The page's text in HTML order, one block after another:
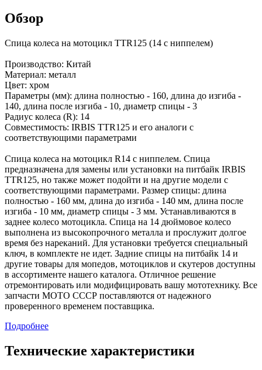
Обзор
Спица колеса на мотоцикл TTR125 (14 с ниппелем)
Производство: Китай
Материал: металл
Цвет: хром
Параметры (мм): длина полностью - 160, длина до изгиба -
140, длина после изгиба - 10, диаметр спицы - 3
Радиус колеса (R): 14
Совместимость: IRBIS TTR125 и его аналоги с
соответствующими параметрами
Спица колеса на мотоцикл R14 с ниппелем. Спица
предназначена для замены или установки на питбайк IRBIS
TTR125, но также может подойти и на другие модели с
соответствующими параметрами. Размер спицы: длина
полностью - 160 мм, длина до изгиба - 140 мм, длина после
изгиба - 10 мм, диаметр спицы - 3 мм. Устанавливаются в
заднее колесо мотоцикла. Спица на 14 дюймовое колесо
выполнена из высокопрочного металла и прослужит долгое
время без нареканий. Для установки требуется специальный
ключ, в комплекте не идет. Задние спицы на питбайк 14 и
другие товары для мопедов, мотоциклов и скутеров доступны
в ассортименте нашего каталога. Отличное решение
отремонтировать или модифицировать вашу мототехнику. Все
запчасти МОТО СССР поставляются от надежного
проверенного временем поставщика.
Подробнее
Технические характеристики